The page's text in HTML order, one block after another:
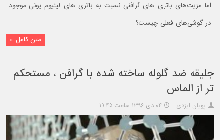
اما مزیت‌های باتری های گرافنی نسبت به باتری های لیتیوم یونی موجود
در گوشی‌های فعلی چیست؟
متن کامل »
جلیقه ضد گلوله ساخته شده با گرافن ، مستحکم
تر از الماس
پویان ایزدی ۰۴ دی ۱۳۹۶ ساعت ۱۹:۴۵